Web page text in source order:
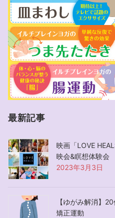
最新記事
映画「LOVE
映会&瞑想体験会
2023年3月3日
【ゆがみ解消】
矯正運動